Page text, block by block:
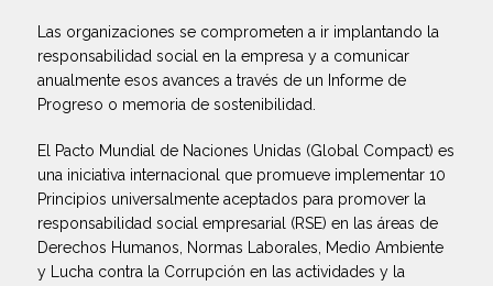
Las organizaciones se comprometen a ir implantando la
responsabilidad social en la empresa y a comunicar
anualmente esos avances a través de un Informe de
Progreso o memoria de sostenibilidad.
El Pacto Mundial de Naciones Unidas (Global Compact) es
una iniciativa internacional que promueve implementar 10
Principios universalmente aceptados para promover la
responsabilidad social empresarial (RSE) en las áreas de
Derechos Humanos, Normas Laborales, Medio Ambiente
y Lucha contra la Corrupción en las actividades y la